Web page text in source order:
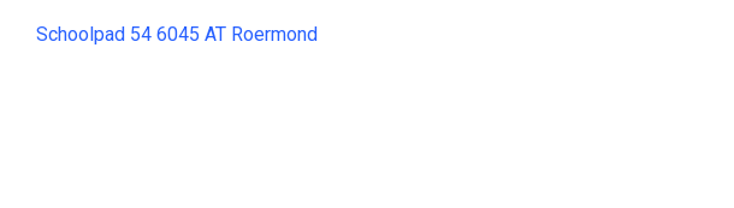
Schoolpad 54 6045 AT Roermond